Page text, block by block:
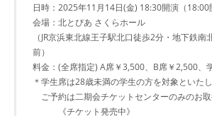
日時：2025年11月14日(金) 18:30開演（18:00
会場：北とぴあ さくらホール
（JR京浜東北線王子駅北口徒歩2分・地下鉄南
前）
料金：(全席指定) A席￥3,500、B席￥2,500、
＊学生席は28歳未満の学生の方を対象といたし
ご予約は二期会チケットセンターのみのお取
《チケット発売中》